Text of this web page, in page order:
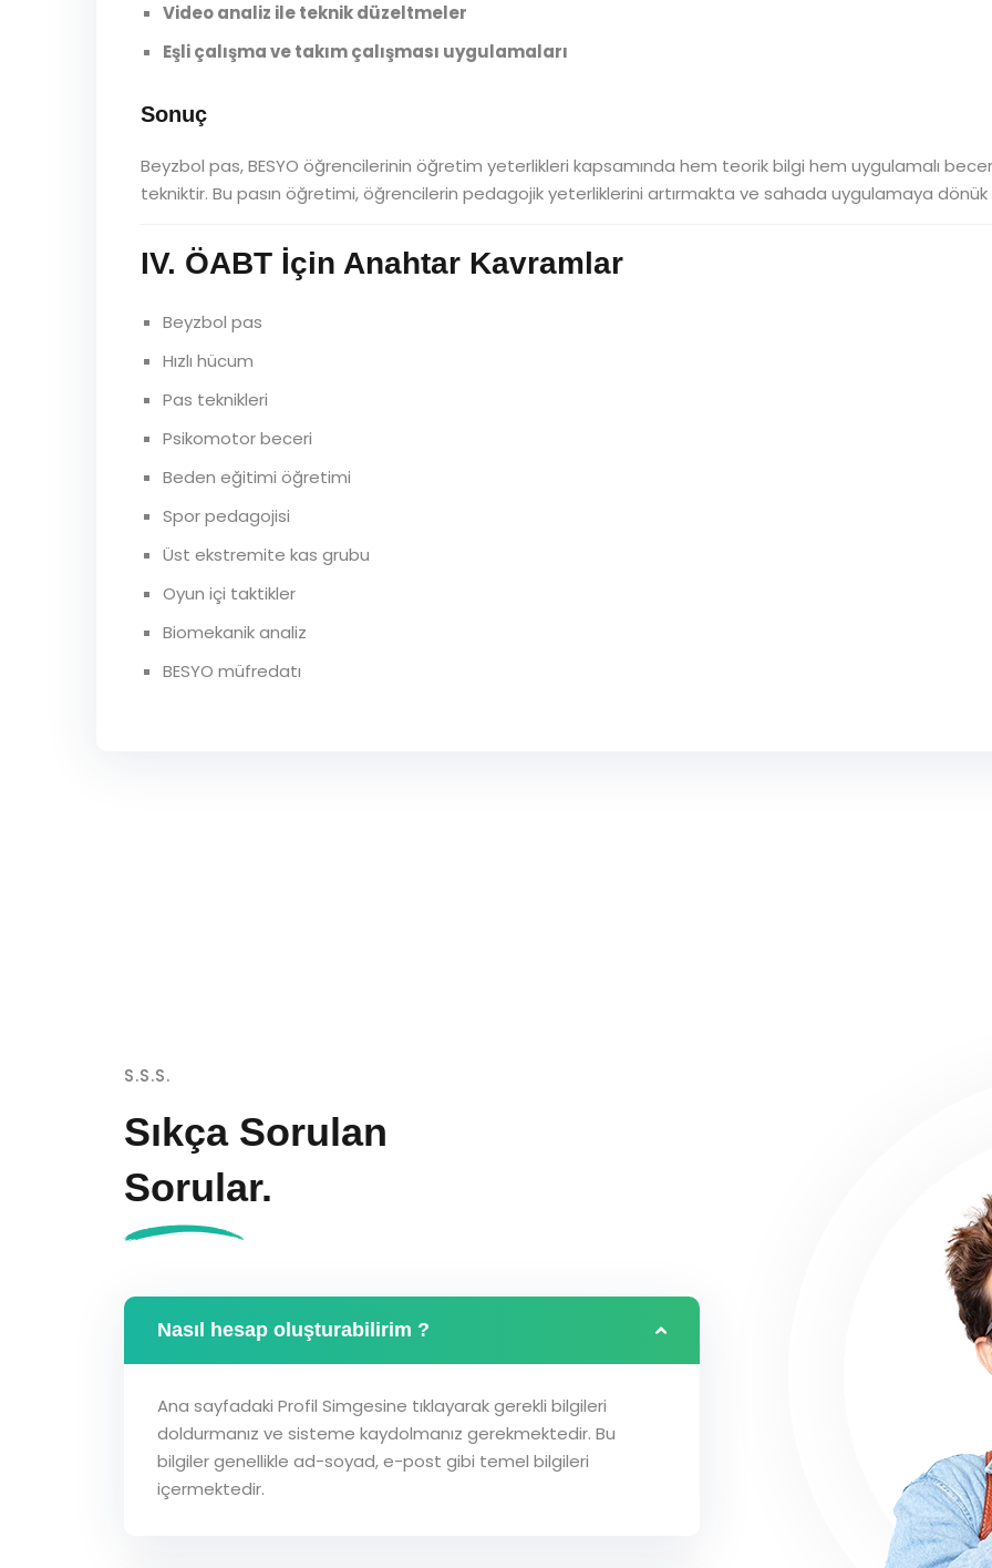
Video analiz ile teknik düzeltmeler
Eşli çalışma ve takım çalışması uygulamaları
Sonuç
Beyzbol pas, BESYO öğrencilerinin öğretim yeterlikleri kapsamında hem teorik bilgi hem uygulamalı
tekniktir. Bu pasın öğretimi, öğrencilerin pedagojik yeterliklerini artırmakta ve sahada uygulamaya
IV. ÖABT İçin Anahtar Kavramlar
Beyzbol pas
Hızlı hücum
Pas teknikleri
Psikomotor beceri
Beden eğitimi öğretimi
Spor pedagojisi
Üst ekstremite kas grubu
Oyun içi taktikler
Biomekanik analiz
BESYO müfredatı
S.S.S.
Sıkça Sorulan
Sorular.
Nasıl hesap oluşturabilirim ?
Ana sayfadaki Profil Simgesine tıklayarak gerekli bilgileri
doldurmanız ve sisteme kaydolmanız gerekmektedir. Bu
bilgiler genellikle ad-soyad, e-post gibi temel bilgileri
içermektedir.